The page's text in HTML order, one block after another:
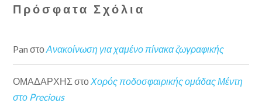
Πρόσφατα Σχόλια
Pan στοΑνακοίνωση για χαμένο πίνακα ζωγραφικής
ΟΜΑΔΑΡΧΗΣ στοΧορός ποδοσφαιρικής ομάδας Μέντη
στο Precious